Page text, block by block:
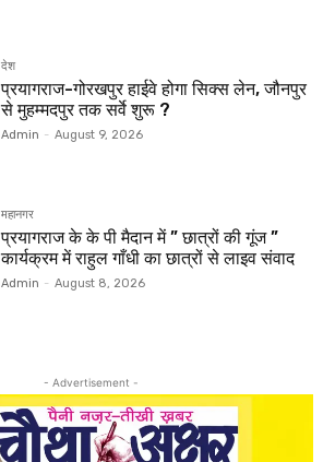
देश
प्रयागराज-गोरखपुर हाईवे होगा सिक्स लेन, जौनपुर
से मुहम्मदपुर तक सर्वे शुरू ?
Admin - August 9, 2026
महानगर
प्रयागराज के के पी मैदान में ” छात्रों की गूंज ”
कार्यक्रम में राहुल गाँधी का छात्रों से लाइव संवाद
Admin - August 8, 2026
- Advertisement -